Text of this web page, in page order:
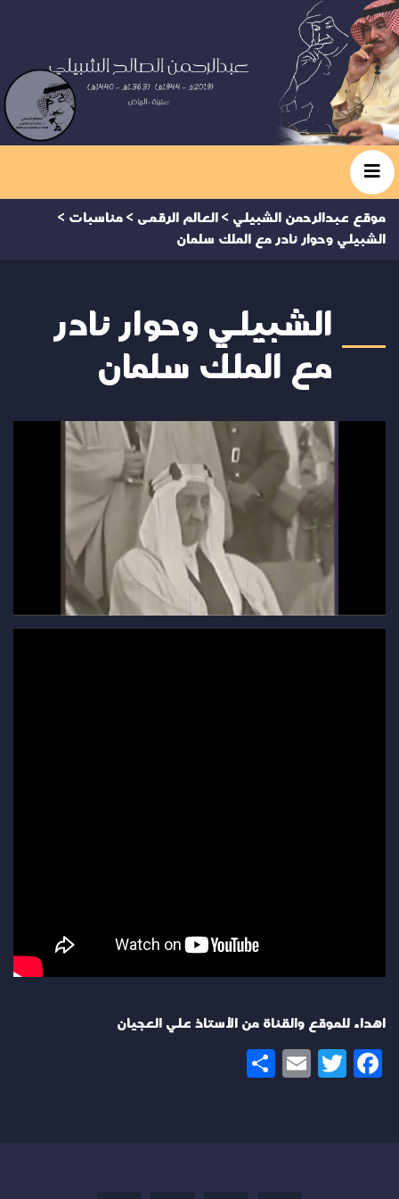
موقع عبدالرحمن الشبيلي > العالم الرقمى > مناسبات >
الشبيلي وحوار نادر مع الملك سلمان
الشبيلي وحوار نادر
مع الملك سلمان
اهداء للموقع والقناة من الأستاذ علي العجيان
Facebook
Twitter
Email